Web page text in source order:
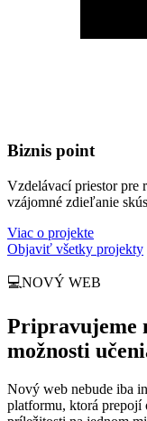
Biznis point
Vzdelávací priestor pre
vzájomné zdieľanie
Viac o projekte
Objaviť všetky projekty
💻NOVÝ WEB
Pripravujeme
možnosti
Nový web nebude iba
platformu, ktorá prepojí